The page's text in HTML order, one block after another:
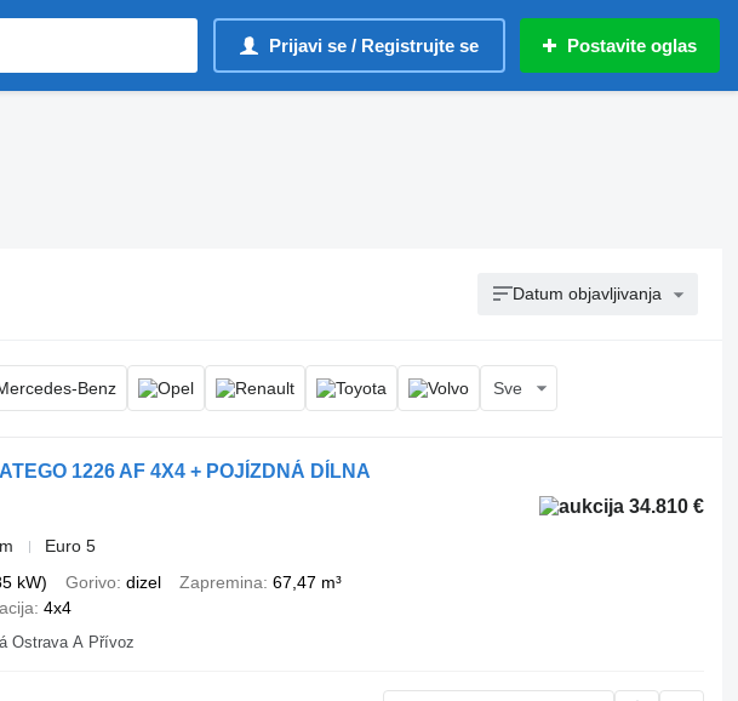
Prijavi se / Registrujte se Postavite oglas
Datum objavljivanja
Sve
1226 AF 4X4 + POJÍZDNÁ DÍLNA
34.810 €
Euro 5
kW) Gorivo dizel Zapremina 67,47 m³
4x4
Ostrava A Přívoz